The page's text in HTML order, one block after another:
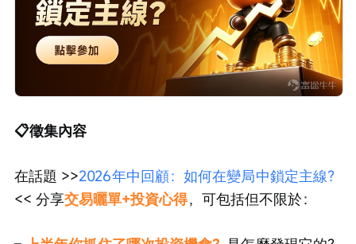
📋徵集內容
在話題 >>2026年中回顧：如何在變局中鎖定主線？
<< 分享交易曬單+投資心得，可包括但不限於：